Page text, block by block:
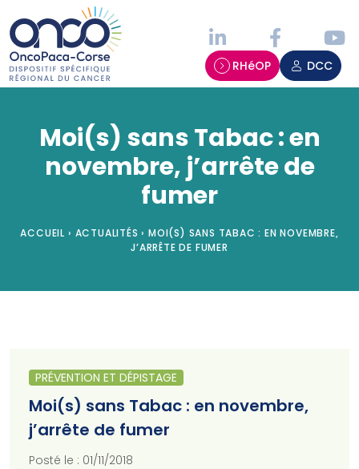
RHéOP DCC
Moi(s) sans Tabac : en
novembre, j’arrête de
fumer
ACCUEIL › ACTUALITÉS › MOI(S) SANS TABAC : EN NOVEMBRE,
J’ARRÊTE DE FUMER
PRÉVENTION ET DÉPISTAGE
Moi(s) sans Tabac : en novembre,
j’arrête de fumer
Posté le : 01/11/2018
Panneau de gestion des cookies